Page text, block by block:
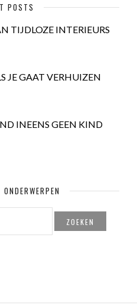
POSTS
TIJDLOZE INTERIEURS
JE GAAT VERHUIZEN
INEENS GEEN KIND